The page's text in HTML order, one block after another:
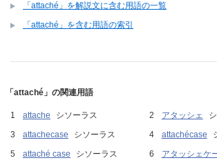
「attaché」を解説文に含む用語の一覧
「attaché」を含む用語の索引
「attaché」の関連用語
attache シソーラス アタッシェ
attachecase
シソーラス attachécase
attaché case
シソーラス アタッシェケ